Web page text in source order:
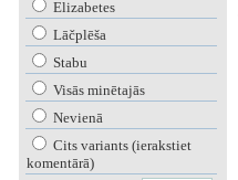
Elizabetes
Lāčplēša
Stabu
Visās minētajās
Nevienā
Cits variants (ierakstiet
komentārā)